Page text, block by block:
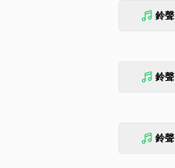
鈴聲
鈴聲
鈴聲